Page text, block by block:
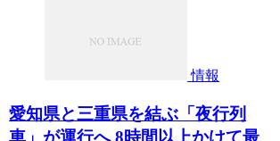
情報
愛知県と三重県を結ぶ「夜行列
車」が運行へ 8時間以上かけて最